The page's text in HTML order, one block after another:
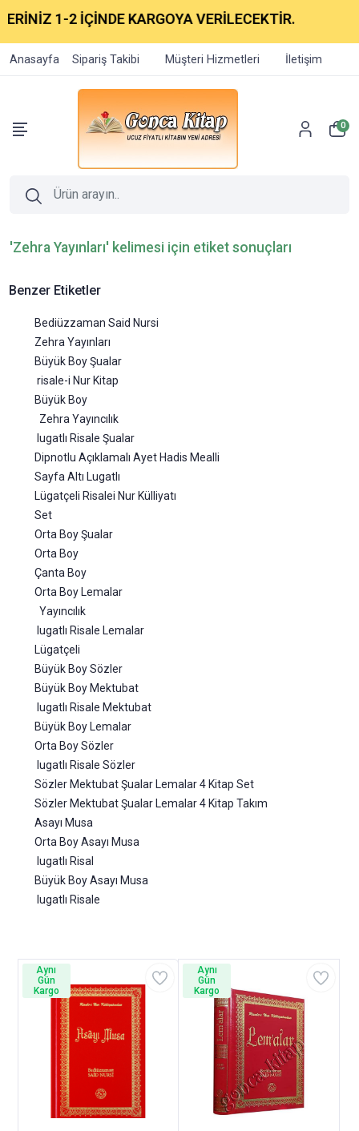
1-2 İÇİNDE KARGOYA VERİLECEKTİR.
Anasayfa Sipariş Takibi Müşteri Hizmetleri İletişim
0
'Zehra Yayınları' kelimesi için etiket sonuçları
Benzer Etiketler
Bediüzzaman Said Nursi
Zehra Yayınları
Büyük Boy Şualar
risale-i Nur Kitap
Büyük Boy
Zehra Yayıncılık
lugatlı Risale Şualar
Dipnotlu Açıklamalı Ayet Hadis Mealli
Sayfa Altı Lugatlı
Lügatçeli Risalei Nur Külliyatı
Set
Orta Boy Şualar
Orta Boy
Çanta Boy
Orta Boy Lemalar
Yayıncılık
lugatlı Risale Lemalar
Lügatçeli
Büyük Boy Sözler
Büyük Boy Mektubat
lugatlı Risale Mektubat
Büyük Boy Lemalar
Orta Boy Sözler
lugatlı Risale Sözler
Sözler Mektubat Şualar Lemalar 4 Kitap Set
Sözler Mektubat Şualar Lemalar 4 Kitap Takım
Asayı Musa
Orta Boy Asayı Musa
lugatlı Risal
Büyük Boy Asayı Musa
lugatlı Risale
Aynı
Gün
Kargo
Aynı
Gün
Kargo